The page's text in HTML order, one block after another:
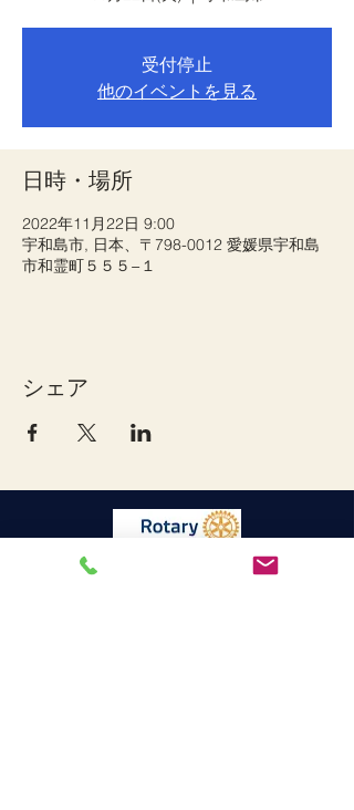
受付停止
他のイベントを見る
日時・場所
2022年11月22日 9:00
宇和島市, 日本、〒798-0012 愛媛県宇和島
市和霊町５５５−１
シェア
宇和島ロータリークラブ